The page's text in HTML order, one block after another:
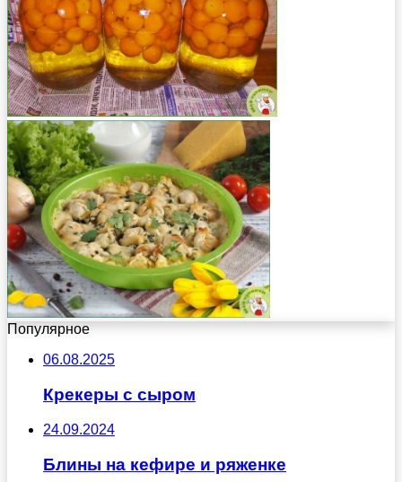
Популярное
06.08.2025
Крекеры с сыром
24.09.2024
Блины на кефире и ряженке